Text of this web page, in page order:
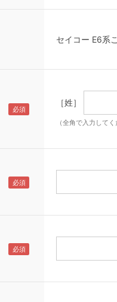
セイコー E6系
［姓］
（全角で入力してく